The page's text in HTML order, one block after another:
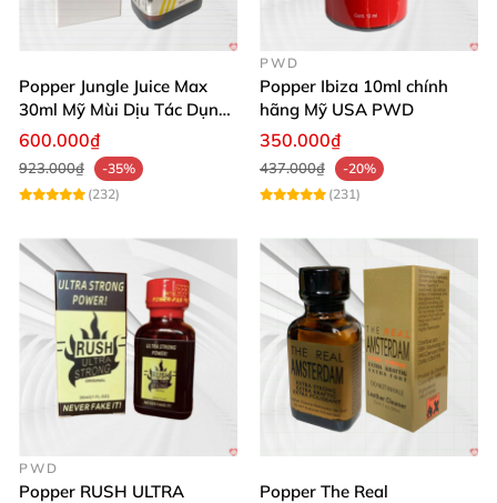
Popper Jungle Juice Max
30ml Mỹ Mùi Dịu Tác Dụng
Nhanh Lâu Mê Mẩn
600.000₫
923.000₫
-35%
(232)
PWD
Popper Ibiza 10ml chính
hãng Mỹ USA PWD
350.000₫
437.000₫
-20%
(231)
PWD
Popper RUSH ULTRA
Popper The Real